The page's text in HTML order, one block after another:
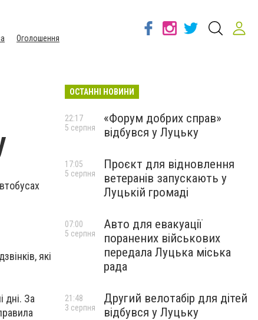
Оголошення
які
дні. За
ОСТАННІ НОВИНИ
«Форум добрих справ»
відбувся у Луцьку
22:17
5 серпня
Проєкт для відновлення
ветеранів запускають у
Луцькій громаді
17:05
5 серпня
Авто для евакуації
поранених військових
передала Луцька міська
рада
07:00
5 серпня
Другий велотабір для дітей
відбувся у Луцьку
21:48
3 серпня